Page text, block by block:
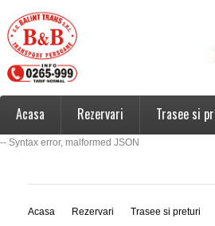
Acasa Rezervari Trasee si
-- Syntax error, malformed JSON
Acasa Rezervari Trasee si preturi